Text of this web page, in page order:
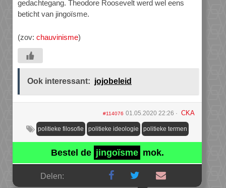
gedachtegang. Theodore Roosevelt werd wel eens
beticht van jingoïsme.
(zov: chauvinisme)
Ook interessant: jojobeleid
#114076 01.05.2020 22:26 CKA
politieke filosofie politieke ideologie politieke termen
Bestel de jingoïsme mok.
Delen: